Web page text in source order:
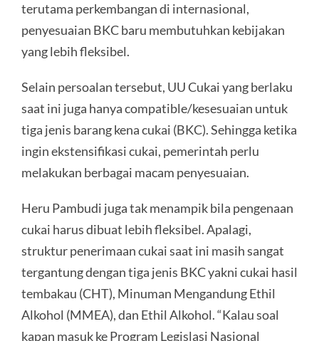
terutama perkembangan di internasional,
penyesuaian BKC baru membutuhkan kebijakan
yang lebih fleksibel.
Selain persoalan tersebut, UU Cukai yang berlaku
saat ini juga hanya compatible/kesesuaian untuk
tiga jenis barang kena cukai (BKC). Sehingga ketika
ingin ekstensifikasi cukai, pemerintah perlu
melakukan berbagai macam penyesuaian.
Heru Pambudi juga tak menampik bila pengenaan
cukai harus dibuat lebih fleksibel. Apalagi,
struktur penerimaan cukai saat ini masih sangat
tergantung dengan tiga jenis BKC yakni cukai hasil
tembakau (CHT), Minuman Mengandung Ethil
Alkohol (MMEA), dan Ethil Alkohol. “Kalau soal
kapan masuk ke Program Legislasi Nasional